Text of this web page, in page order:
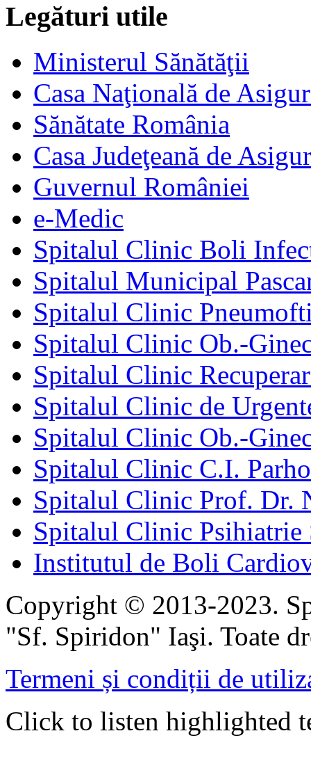
Legături utile
Ministerul Sănătăţii
Casa Naţională de
Sănătate România
Casa Judeţeană de
Guvernul României
e-Medic
Spitalul Clinic Boli
Spitalul Municipal
Spitalul Clinic
Spitalul Clinic Ob.-
Spitalul Clinic
Spitalul Clinic de
Spitalul Clinic Ob.-
Spitalul Clinic C.I.
Spitalul Clinic Prof. Dr.
Spitalul Clinic Psihiatrie
Institutul de Boli
Copyright © 2013-2023.
"Sf. Spiridon" Iaşi. Toate
Termeni și condiții de
Click to listen highlighted